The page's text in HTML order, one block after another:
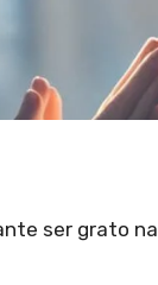
ser grato na